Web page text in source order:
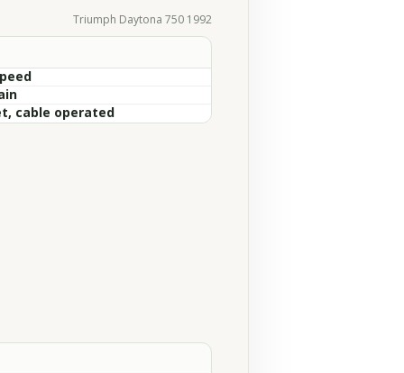
Triumph Daytona 750 1992
cable operated